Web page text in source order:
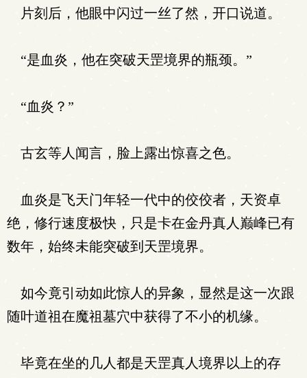
片刻后，他眼中闪过一丝了然，开口说道。
“是血炎，他在突破天罡境界的瓶颈。”
“血炎？”
古玄等人闻言，脸上露出惊喜之色。
血炎是飞天门年轻一代中的佼佼者，天资卓
绝，修行速度极快，只是卡在金丹真人巅峰已有
数年，始终未能突破到天罡境界。
如今竟引动如此惊人的异象，显然是这一次跟
随叶道祖在魔祖墓穴中获得了不小的机缘。
毕竟在坐的几人都是天罡真人境界以上的存